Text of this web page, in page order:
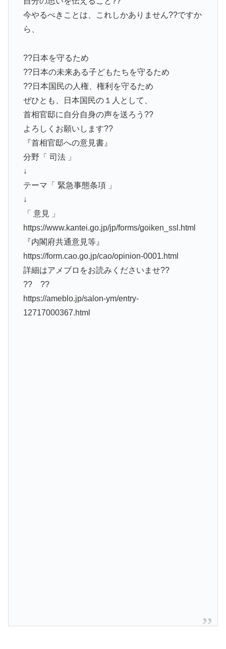
今やるべきことは、これしかありません??ですか
ら、
??日本を守るため
??日本の未来ある子どもたちを守るため
??日本国民の人権、権利を守るため
ぜひとも、日本国民の１人として、
首相官邸に自分自身の声を送ろう??
よろしくお願いします??
『首相官邸への意見書』
分野「 司法 」
↓
テーマ「 緊急事態条項 」
↓
「 意見 」
https://www.kantei.go.jp/jp/forms/goiken_ssl.html
『内閣府共通意見等』
https://form.cao.go.jp/cao/opinion-0001.html
詳細はアメブロをお読みくださいませ??
?? ??
https://ameblo.jp/salon-ym/entry-
12717000367.html